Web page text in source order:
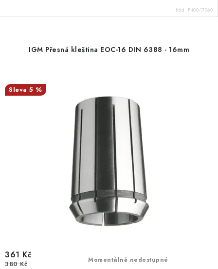
Kód: F400-17060
IGM Přesná kleština EOC-16 DIN 6388 - 16mm
5 %
Momentálně nedostupné
361 Kč
380 Kč